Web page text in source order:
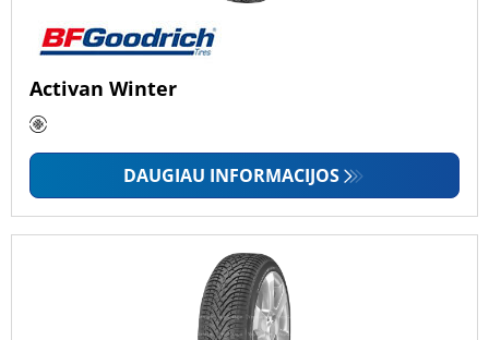
Activan Winter
DAUGIAU INFORMACIJOS